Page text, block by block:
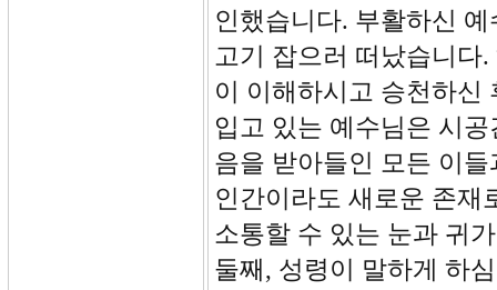
인했습니다. 부활하신
고기 잡으러 떠났습니다
이 이해하시고 승천하신
입고 있는 예수님은 시
음을 받아들인 모든 이
인간이라도 새로운 존재
소통할 수 있는 눈과 귀
둘째, 성령이 말하게 하